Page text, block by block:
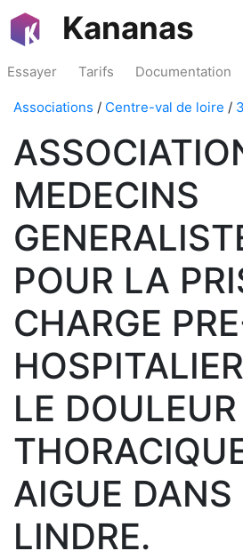
Kananas
Essayer Tarifs Documentation
Associations / Centre-val de loire /
MEDECINS
POUR LA
CHARGE
LE DOULEUR
AIGUE DANS
LINDRE.